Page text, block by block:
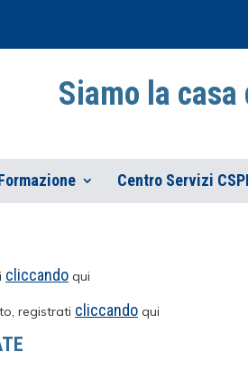
Siamo la
Centro Servizi
cliccando qui
registrati cliccando qui